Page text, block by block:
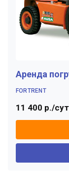
Аренда
FORTRENT
11 400 р./